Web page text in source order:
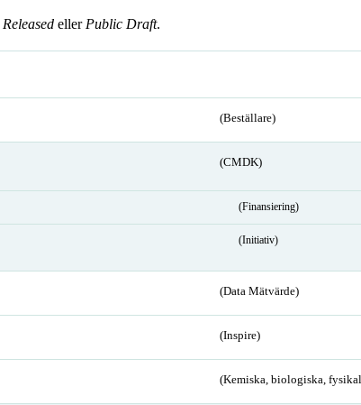
Released eller Public Draft.
(Beställare)
(CMDK)
(Finansiering)
(Initiativ)
(Data Mätvärde)
(Inspire)
(Kemiska, biologiska,